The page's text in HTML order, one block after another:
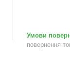
повернення